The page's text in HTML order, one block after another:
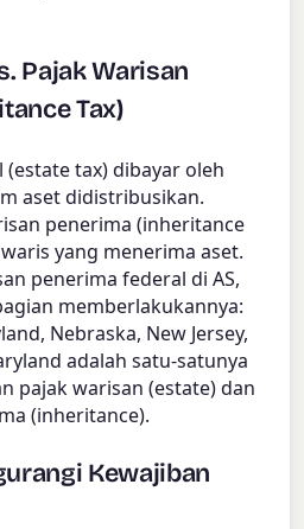
Pajak Warisan
Tax)
tax) dibayar oleh
aset didistribusikan.
penerima (inheritance
yang menerima aset.
penerima federal di AS,
memberlakukannya:
Nebraska, New Jersey,
adalah satu-satunya
pajak warisan (estate) dan
(inheritance).
Kewajiban